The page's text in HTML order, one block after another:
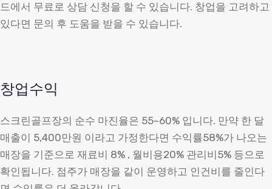
드에서 무료로 상담 신청을 할 수 있습니다. 창업을 고려하고
있다면 문의 후 도움을 받을 수 있습니다.
창업수익
스크린골프장의 순수 마진율은 55~60% 입니다. 만약 한 달
매출이 5,400만원 이라고 가정한다면 수익률58%가 나오는
매장을 기준으로 재료비 8% , 월비용20% 관리비5% 등으로
확인됩니다. 점주가 매장을 같이 운영하고 인건비를 줄인다